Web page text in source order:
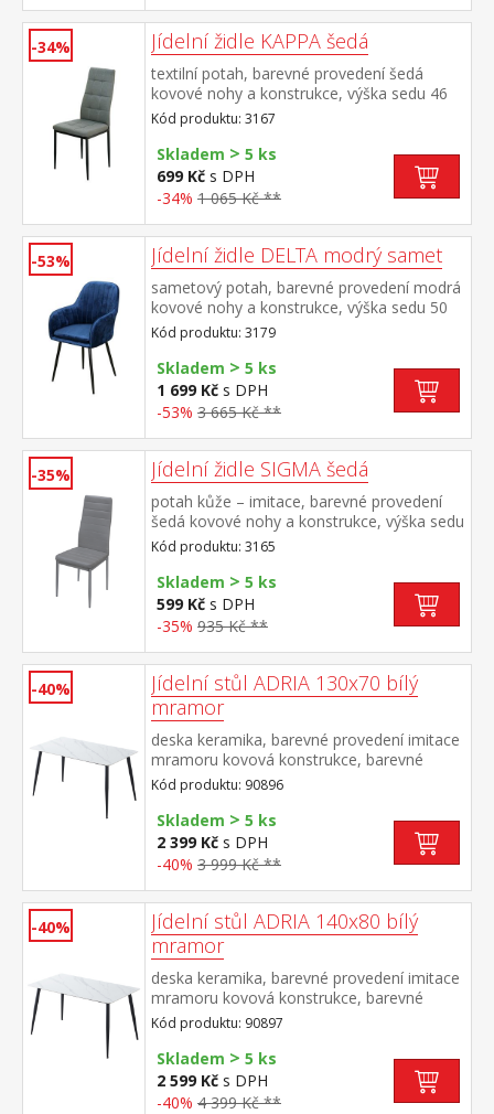
-34% Jídelní židle KAPPA šedá
textilní potah, barevné provedení šedá
kovové nohy a konstrukce, výška sedu 46
cm
Kód produktu: 3167
Skladem > 5 ks
699 Kč s DPH
-34% 1 065 Kč **
-53% Jídelní židle DELTA modrý samet
sametový potah, barevné provedení modrá
kovové nohy a konstrukce, výška sedu 50
cm
Kód produktu: 3179
Skladem > 5 ks
1 699 Kč s DPH
-53% 3 665 Kč **
-35% Jídelní židle SIGMA šedá
potah kůže – imitace, barevné provedení
šedá kovové nohy a konstrukce, výška sedu
47 cm
Kód produktu: 3165
Skladem > 5 ks
599 Kč s DPH
-35% 935 Kč **
-40%
Jídelní stůl ADRIA 130x70 bílý
mramor
deska keramika, barevné provedení imitace
mramoru kovová konstrukce, barevné
provedení černá
Kód produktu: 90896
Skladem > 5 ks
2 399 Kč s DPH
-40% 3 999 Kč **
-40%
Jídelní stůl ADRIA 140x80 bílý
mramor
deska keramika, barevné provedení imitace
mramoru kovová konstrukce, barevné
provedení černá
Kód produktu: 90897
Skladem > 5 ks
2 599 Kč s DPH
-40% 4 399 Kč **